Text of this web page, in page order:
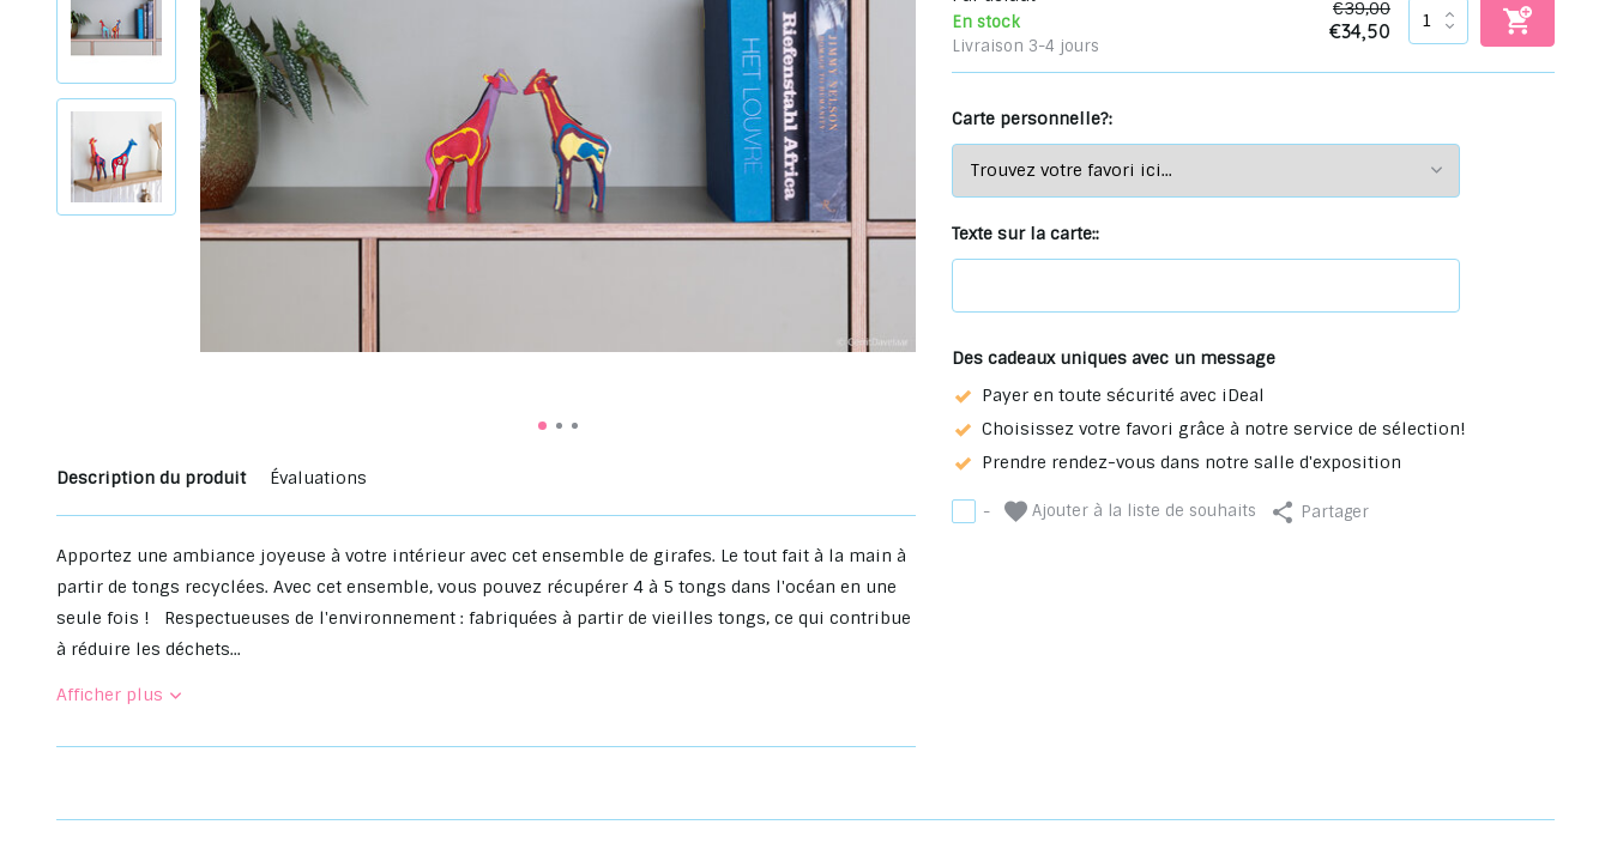
Description du produit Évaluations
Apportez une ambiance joyeuse à votre intérieur avec cet ensemble de girafes. Le tout fait à la main à
partir de tongs recyclées. Avec cet ensemble, vous pouvez récupérer 4 à 5 tongs dans l'océan en une
seule fois ! Respectueuses de l'environnement : fabriquées à partir de vieilles tongs, ce qui contribue
à réduire les déchets...
Afficher plus
En stock
Livraison 3-4 jours
€39,00
€34,50
Carte personnelle?:
Texte sur la carte::
Des cadeaux uniques avec un message
Payer en toute sécurité avec iDeal
Choisissez votre favori grâce à notre service de sélection!
Prendre rendez-vous dans notre salle d'exposition
- Ajouter à la liste de souhaits Partager